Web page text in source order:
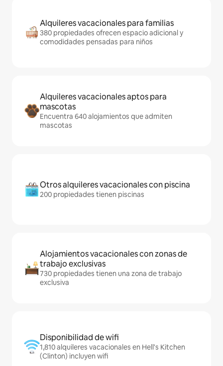
Alquileres vacacionales para familias
380 propiedades ofrecen espacio adicional y
comodidades pensadas para niños
Alquileres vacacionales aptos para
mascotas
Encuentra 640 alojamientos que admiten
mascotas
Otros alquileres vacacionales con piscina
200 propiedades tienen piscinas
Alojamientos vacacionales con zonas de
trabajo exclusivas
730 propiedades tienen una zona de trabajo
exclusiva
Disponibilidad de wifi
1,810 alquileres vacacionales en Hell's Kitchen
(Clinton) incluyen wifi